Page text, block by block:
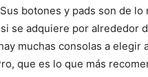
botones y pads son de
se adquiere por alrededor
muchas consolas a
que es lo que más